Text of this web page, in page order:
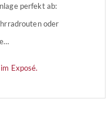
perfekt ab:
oder
Exposé.